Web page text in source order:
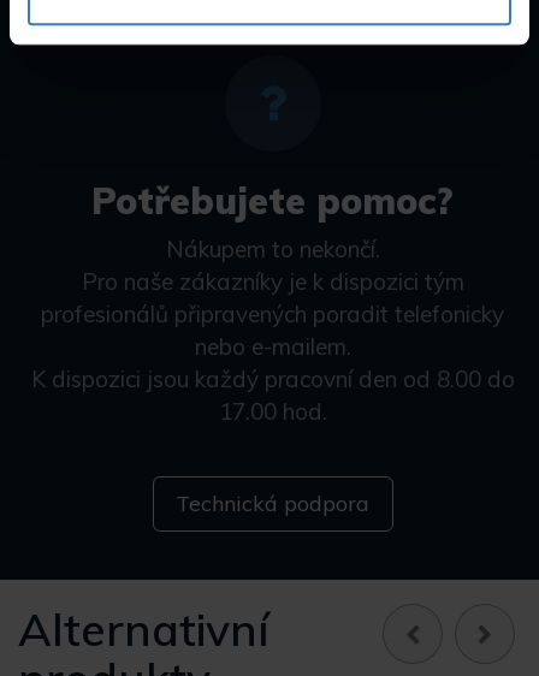
Potřebujete pomoc?
Nákupem to nekončí.
Pro naše zákazníky je k dispozici tým
profesionálů připravených poradit telefonicky
nebo e-mailem.
K dispozici jsou každý pracovní den od 8.00 do
17.00 hod.
Technická podpora
Alternativní